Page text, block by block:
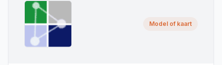
Model of kaart